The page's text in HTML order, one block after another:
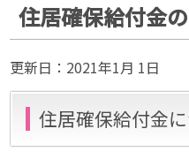
住居確保給付金
更新日： 2021年1月 1日
住居確保給付金